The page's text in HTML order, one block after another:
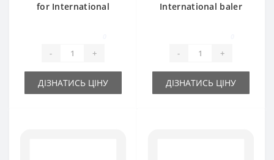
for International
- +
ДІЗНАТИСЬ ЦІНУ
International baler
- +
ДІЗНАТИСЬ ЦІНУ